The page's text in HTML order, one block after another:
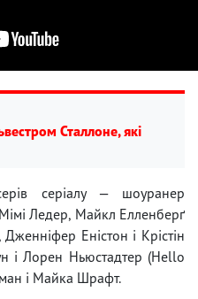
Сталлоне, які
серіалу — шоуранер
Ледер, Майкл Елленберґ
Еністон і Крістін
і Лорен Ньюстадтер (Hello
і Майка Шрафт.